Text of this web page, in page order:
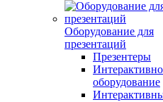
Оборудование для
презентаций
Презентеры
оборудование